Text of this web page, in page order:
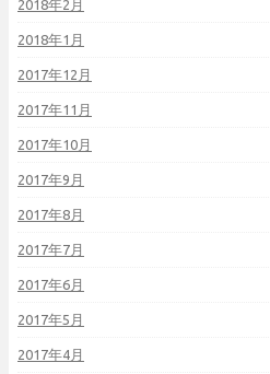
2018年2月
2018年1月
2017年12月
2017年11月
2017年10月
2017年9月
2017年8月
2017年7月
2017年6月
2017年5月
2017年4月